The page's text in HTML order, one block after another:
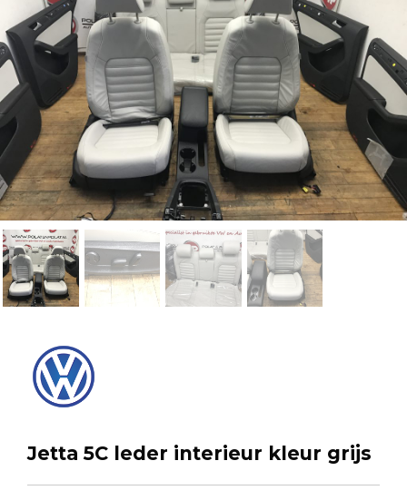
Jetta 5C leder interieur kleur grijs